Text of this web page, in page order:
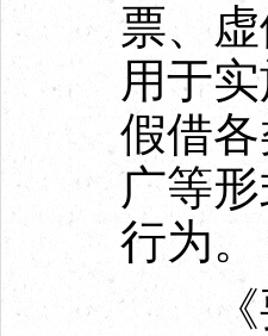
票、
用于
假借
广等
行为。
《要